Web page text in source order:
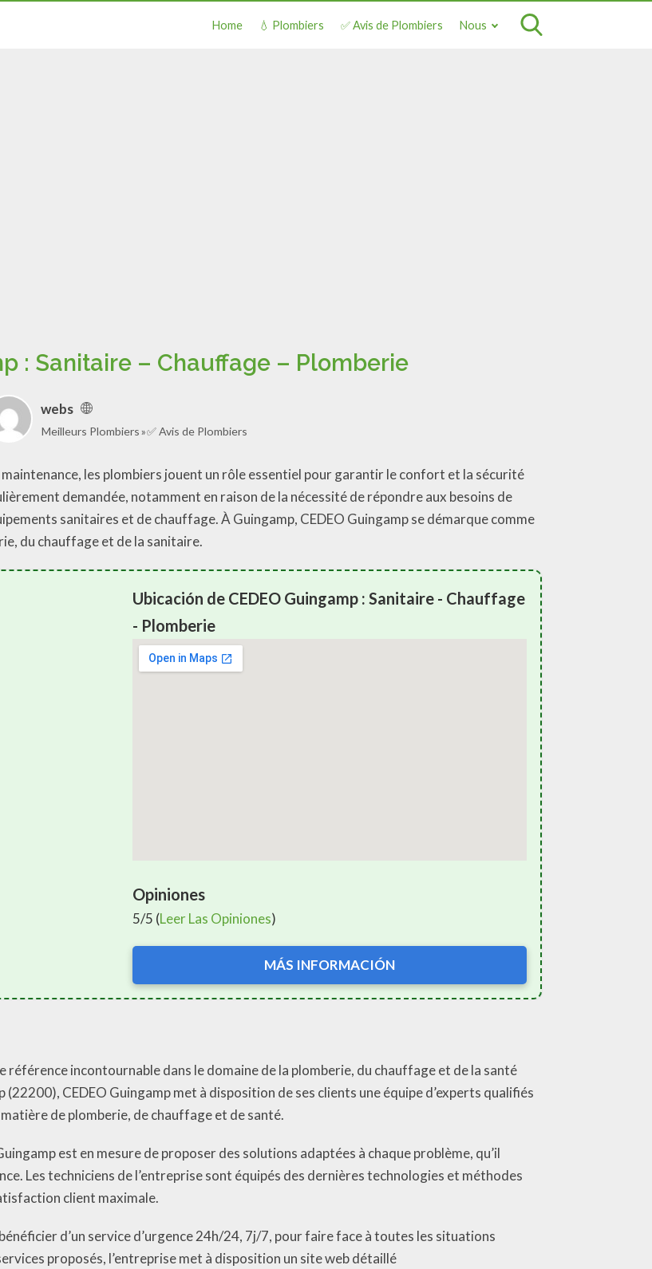
Home 💧 Plombiers ✅ Avis de Plombiers Nous
: Sanitaire – Chauffage – Plomberie
webs
Meilleurs Plombiers ✅ Avis de Plombiers
les plombiers jouent un rôle essentiel pour garantir le confort et la sécurité
demandée, notamment en raison de la nécessité de répondre aux besoins de
sanitaires et de chauffage. À Guingamp, CEDEO Guingamp se démarque comme
du chauffage et de la sanitaire.
Ubicación de CEDEO Guingamp : Sanitaire - Chauffage
- Plomberie
Opiniones
5/5 (Leer Las Opiniones)
MÁS INFORMACIÓN
référence incontournable dans le domaine de la plomberie, du chauffage et de la santé
CEDEO Guingamp met à disposition de ses clients une équipe d’experts qualifiés
de plomberie, de chauffage et de santé.
est en mesure de proposer des solutions adaptées à chaque problème, qu’il
Les techniciens de l’entreprise sont équipés des dernières technologies et méthodes
client maximale.
d’un service d’urgence 24h/24, 7j/7, pour faire face à toutes les situations
proposés, l’entreprise met à disposition un site web détaillé